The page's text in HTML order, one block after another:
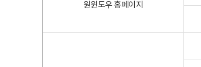
원윈도우 홈페이지